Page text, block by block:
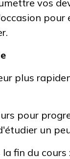
vos
pour
plus
pour
un
fin du